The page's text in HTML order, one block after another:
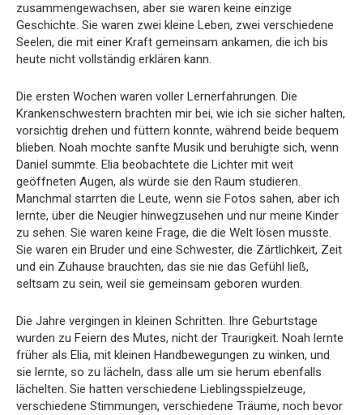
zusammengewachsen, aber sie waren keine einzige
Geschichte. Sie waren zwei kleine Leben, zwei verschiedene
Seelen, die mit einer Kraft gemeinsam ankamen, die ich bis
heute nicht vollständig erklären kann.
Die ersten Wochen waren voller Lernerfahrungen. Die
Krankenschwestern brachten mir bei, wie ich sie sicher halten,
vorsichtig drehen und füttern konnte, während beide bequem
blieben. Noah mochte sanfte Musik und beruhigte sich, wenn
Daniel summte. Elia beobachtete die Lichter mit weit
geöffneten Augen, als würde sie den Raum studieren.
Manchmal starrten die Leute, wenn sie Fotos sahen, aber ich
lernte, über die Neugier hinwegzusehen und nur meine Kinder
zu sehen. Sie waren keine Frage, die die Welt lösen musste.
Sie waren ein Bruder und eine Schwester, die Zärtlichkeit, Zeit
und ein Zuhause brauchten, das sie nie das Gefühl ließ,
seltsam zu sein, weil sie gemeinsam geboren wurden.
Die Jahre vergingen in kleinen Schritten. Ihre Geburtstage
wurden zu Feiern des Mutes, nicht der Traurigkeit. Noah lernte
früher als Elia, mit kleinen Handbewegungen zu winken, und
sie lernte, so zu lächeln, dass alle um sie herum ebenfalls
lächelten. Sie hatten verschiedene Lieblingsspielzeuge,
verschiedene Stimmungen, verschiedene Träume, noch bevor